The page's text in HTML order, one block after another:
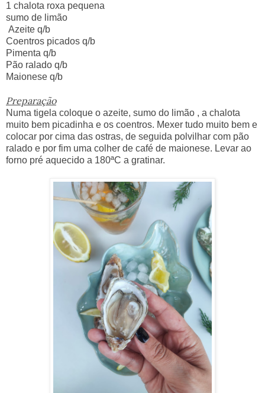
1 chalota roxa pequena
sumo de limão
Azeite q/b
Coentros picados q/b
Pimenta q/b
Pão ralado q/b
Maionese q/b
Preparação
Numa tigela coloque o azeite, sumo do limão , a chalota
muito bem picadinha e os coentros. Mexer tudo muito bem e
colocar por cima das ostras, de seguida polvilhar com pão
ralado e por fim uma colher de café de maionese. Levar ao
forno pré aquecido a 180ªC a gratinar.